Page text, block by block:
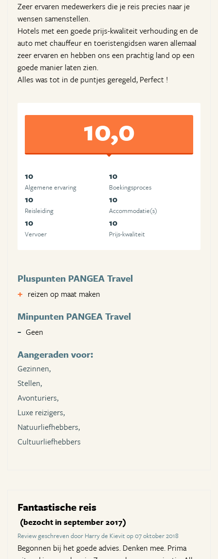
Zeer ervaren medewerkers die je reis precies naar je
wensen samenstellen.
Hotels met een goede prijs-kwaliteit verhouding en de
auto met chauffeur en toeristengidsen waren allemaal
zeer ervaren en hebben ons een prachtig land op een
goede manier laten zien.
Alles was tot in de puntjes geregeld, Perfect !
10,0
10
Algemene ervaring
10
Boekingsproces
10
Reisleiding
10
Accommodatie(s)
10
Vervoer
10
Prijs-kwaliteit
Pluspunten PANGEA Travel
reizen op maat maken
Minpunten PANGEA Travel
Geen
Aangeraden voor:
Gezinnen,
Stellen,
Avonturiers,
Luxe reizigers,
Natuurliefhebbers,
Cultuurliefhebbers
Fantastische reis
(bezocht in september 2017)
Review geschreven door Harry de Kievit op 07 oktober 2018
Begonnen bij het goede advies. Denken mee. Prima